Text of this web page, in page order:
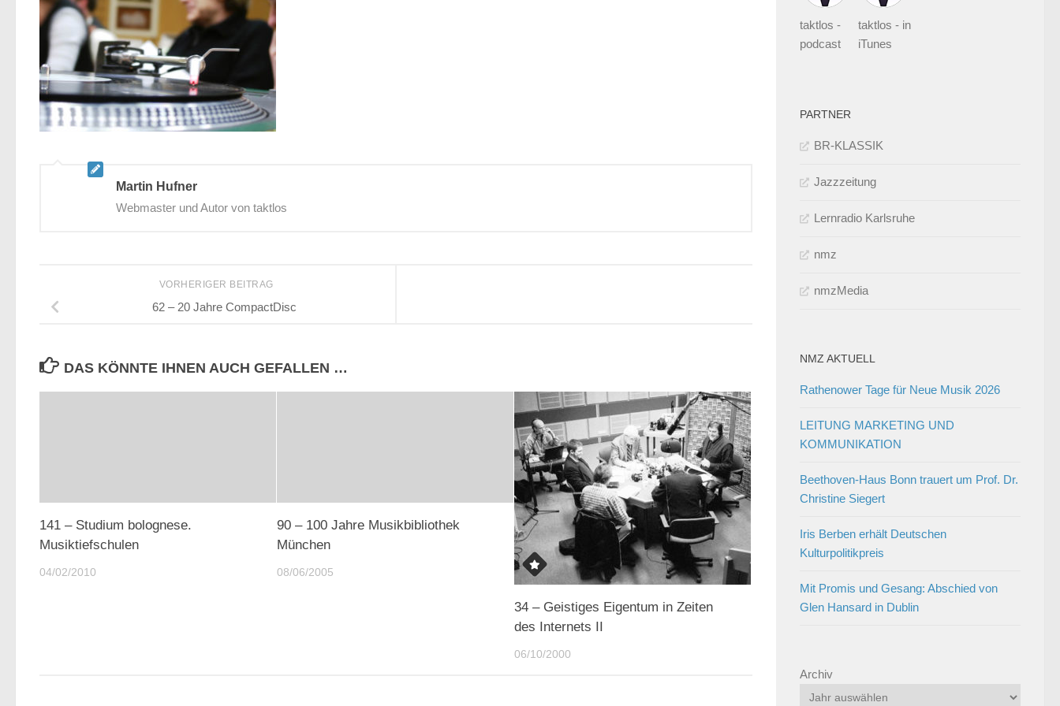
Martin Hufner
Webmaster und Autor von taktlos
VORHERIGER BEITRAG
62 – 20 Jahre CompactDisc
DAS KÖNNTE IHNEN AUCH GEFALLEN …
141 – Studium bolognese.
Musiktiefschulen
04/02/2010
90 – 100 Jahre Musikbibliothek
München
08/06/2005
34 – Geistiges Eigentum in Zeiten
des Internets II
06/10/2000
taktlos -
podcast
taktlos - in
iTunes
PARTNER
BR-KLASSIK
Jazzzeitung
Lernradio Karlsruhe
nmz
nmzMedia
NMZ AKTUELL
Rathenower Tage für Neue Musik 2026
LEITUNG MARKETING UND
KOMMUNIKATION
Beethoven-Haus Bonn trauert um Prof. Dr.
Christine Siegert
Iris Berben erhält Deutschen
Kulturpolitikpreis
Mit Promis und Gesang: Abschied von
Glen Hansard in Dublin
Archiv